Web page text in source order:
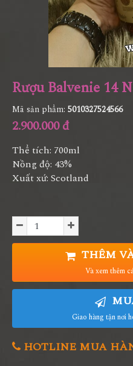
Rượu Balvenie 14
Mã sản phẩm: 5010327524566
2.900.000 đ
Thể tích: 700ml
Nồng độ: 43%
Xuất xứ: Scotland
THÊM
Và xem thêm
Giao hàng tận nơi
HOTLINE MUA